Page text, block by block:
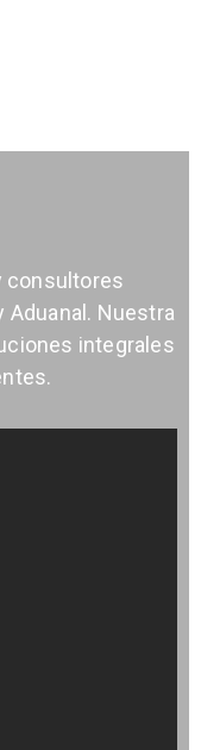
consultores
Nuestra
integrales